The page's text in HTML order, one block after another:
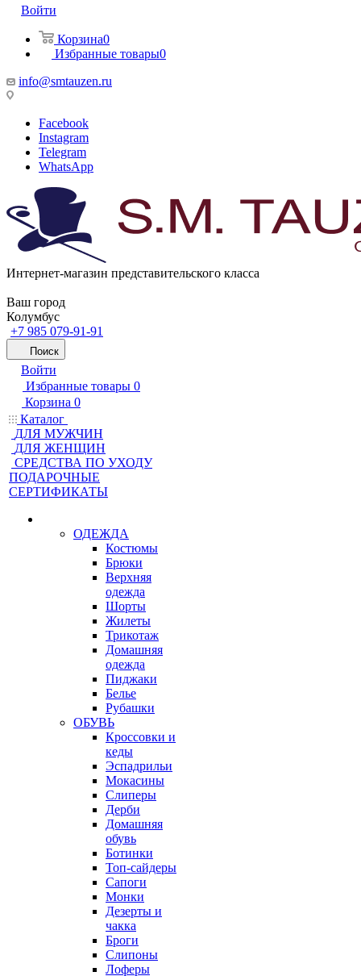
Войти
Корзина0
Избранные товары0
info@smtauzen.ru
Facebook
Instagram
Telegram
WhatsApp
Интернет-магазин представительского класса
Ваш город
Колумбус
+7 985 079-91-91
Поиск
Войти
Избранные товары 0
Корзина 0
Каталог
ДЛЯ МУЖЧИН
ДЛЯ ЖЕНЩИН
CРЕДСТВА ПО УХОДУ
ПОДАРОЧНЫЕ
СЕРТИФИКАТЫ
ОДЕЖДА
Костюмы
Брюки
Верхняя
одежда
Шорты
Жилеты
Трикотаж
Домашняя
одежда
Пиджаки
Белье
Рубашки
ОБУВЬ
Кроссовки и
кеды
Эспадрильи
Мокасины
Слиперы
Дерби
Домашняя
обувь
Ботинки
Топ-сайдеры
Сапоги
Монки
Дезерты и
чакка
Броги
Слипоны
Лоферы